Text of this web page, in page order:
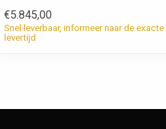
€5.845,00
Snel leverbaar, informeer naar de exacte
levertijd